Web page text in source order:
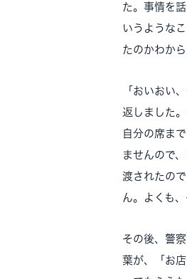
た。事情を
いうような
たのかわか
「おいおい
返しました
自分の席ま
ませんので
渡されたの
ん。よくも
その後、警
葉が、「お